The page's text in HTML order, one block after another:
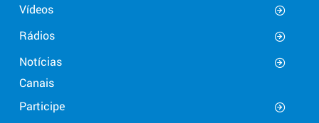
Vídeos
Rádios
Notícias
Canais
Participe